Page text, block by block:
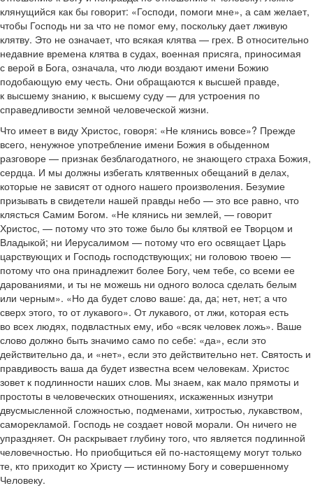
клянущийся как бы говорит: «Господи, помоги мне», а сам желает,
чтобы Господь ни за что не помог ему, поскольку дает лживую
клятву. Это не означает, что всякая клятва — грех. В относительно
недавние времена клятва в судах, военная присяга, приносимая
с верой в Бога, означала, что люди воздают имени Божию
подобающую ему честь. Они обращаются к высшей правде,
к высшему знанию, к высшему суду — для устроения по
справедливости земной человеческой жизни.
Что имеет в виду Христос, говоря: «Не клянись вовсе»? Прежде
всего, ненужное употребление имени Божия в обыденном
разговоре — признак безблагодатного, не знающего страха Божия,
сердца. И мы должны избегать клятвенных обещаний в делах,
которые не зависят от одного нашего произволения. Безумие
призывать в свидетели нашей правды небо — это все равно, что
клясться Самим Богом. «Не клянись ни землей, — говорит
Христос, — потому что это тоже было бы клятвой ее Творцом и
Владыкой; ни Иерусалимом — потому что его освящает Царь
царствующих и Господь господствующих; ни головою твоею —
потому что она принадлежит более Богу, чем тебе, со всеми ее
дарованиями, и ты не можешь ни одного волоса сделать белым
или черным». «Но да будет слово ваше: да, да; нет, нет; а что
сверх этого, то от лукавого». От лукавого, от лжи, которая есть
во всех людях, подвластных ему, ибо «всяк человек ложь». Ваше
слово должно быть значимо само по себе: «да», если это
действительно да, и «нет», если это действительно нет. Святость и
правдивость ваша да будет известна всем человекам. Христос
зовет к подлинности наших слов. Мы знаем, как мало прямоты и
простоты в человеческих отношениях, искаженных изнутри
двусмысленной сложностью, подменами, хитростью, лукавством,
саморекламой. Господь не создает новой морали. Он ничего не
упраздняет. Он раскрывает глубину того, что является подлинной
человечностью. Но приобщиться ей по-настоящему могут только
те, кто приходит ко Христу — истинному Богу и совершенному
Человеку.